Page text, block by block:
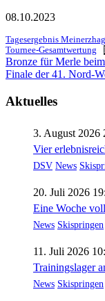
08.10.2023
Tagesergebnis
Tournee-Gesamtwertung
Bronze für Merle
Finale der 41. Nord-
Aktuelles
3. August 2026
Vier
DSV News
20. Juli 2026
Eine Woche
News Skispringen
11. Juli 2026
Trainingslager
News Skispringen